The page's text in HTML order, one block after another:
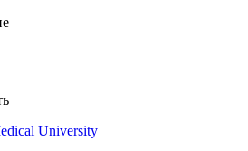
University